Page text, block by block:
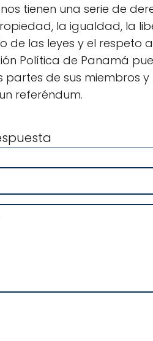
tienen una serie de
la igualdad, la
de las leyes y el respeto
Política de Panamá
partes de sus miembros
referéndum.